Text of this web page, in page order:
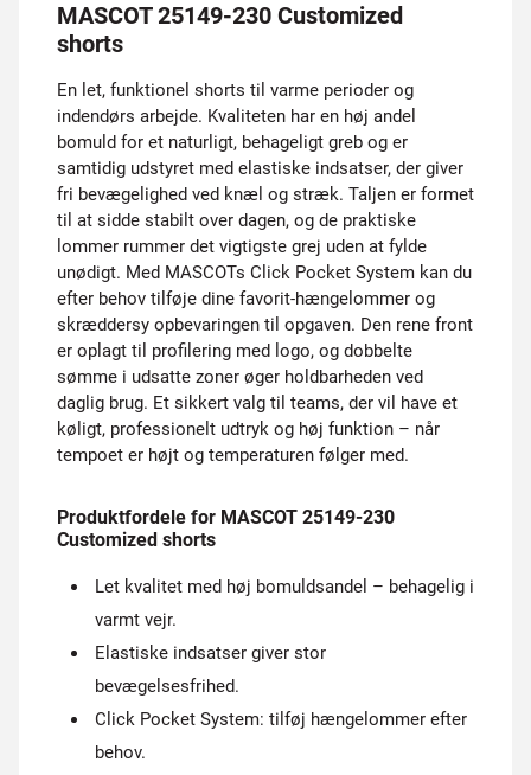
MASCOT 25149-230 Customized
shorts
En let, funktionel shorts til varme perioder og
indendørs arbejde. Kvaliteten har en høj andel
bomuld for et naturligt, behageligt greb og er
samtidig udstyret med elastiske indsatser, der giver
fri bevægelighed ved knæl og stræk. Taljen er formet
til at sidde stabilt over dagen, og de praktiske
lommer rummer det vigtigste grej uden at fylde
unødigt. Med MASCOTs Click Pocket System kan du
efter behov tilføje dine favorit-hængelommer og
skræddersy opbevaringen til opgaven. Den rene front
er oplagt til profilering med logo, og dobbelte
sømme i udsatte zoner øger holdbarheden ved
daglig brug. Et sikkert valg til teams, der vil have et
køligt, professionelt udtryk og høj funktion – når
tempoet er højt og temperaturen følger med.
Produktfordele for MASCOT 25149-230
Customized shorts
Let kvalitet med høj bomuldsandel – behagelig i
varmt vejr.
Elastiske indsatser giver stor
bevægelsesfrihed.
Click Pocket System: tilføj hængelommer efter
behov.